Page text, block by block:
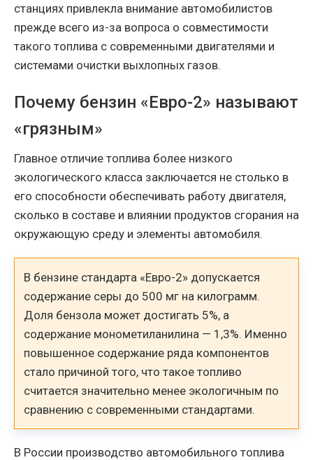
станциях привлекла внимание автомобилистов
прежде всего из-за вопроса о совместимости
такого топлива с современными двигателями и
системами очистки выхлопных газов.
Почему бензин «Евро-2» называют
«грязным»
Главное отличие топлива более низкого
экологического класса заключается не столько в
его способности обеспечивать работу двигателя,
сколько в составе и влиянии продуктов сгорания на
окружающую среду и элементы автомобиля.
В бензине стандарта «Евро-2» допускается
содержание серы до 500 мг на килограмм.
Доля бензола может достигать 5%, а
содержание монометиланилина — 1,3%. Именно
повышенное содержание ряда компонентов
стало причиной того, что такое топливо
считается значительно менее экологичным по
сравнению с современными стандартами.
В России производство автомобильного топлива